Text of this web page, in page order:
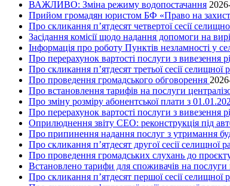
ВАЖЛИВО: Зміна режиму водопостачання
Прийом громадян юристом БФ «Право на
Про скликання п’ятдесят четвертої сесії
Засідання комісії щодо надання допомоги на
Інформація про роботу Пунктів незламності у
Про перерахунок вартості послуги з вивезення
Про скликання п’ятдесят третьої сесії
Про проведення громадського обговорення
Про встановлення тарифів на послуги
Про зміну розміру абонентської плати з
Про перерахунок вартості послуги з вивезення
Оприлюднення звіту СЕО: реконструкція під
Про припинення надання послуг з утримання
Про скликання п’ятдесят другої сесії селищної
Про проведення громадських слухань до
Встановлено тарифи для споживачів на послуги
Про скликання п’ятдесят першої сесії селищної